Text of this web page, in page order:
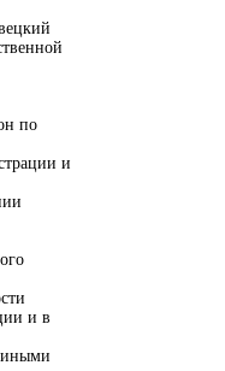
по
и
и в
иными